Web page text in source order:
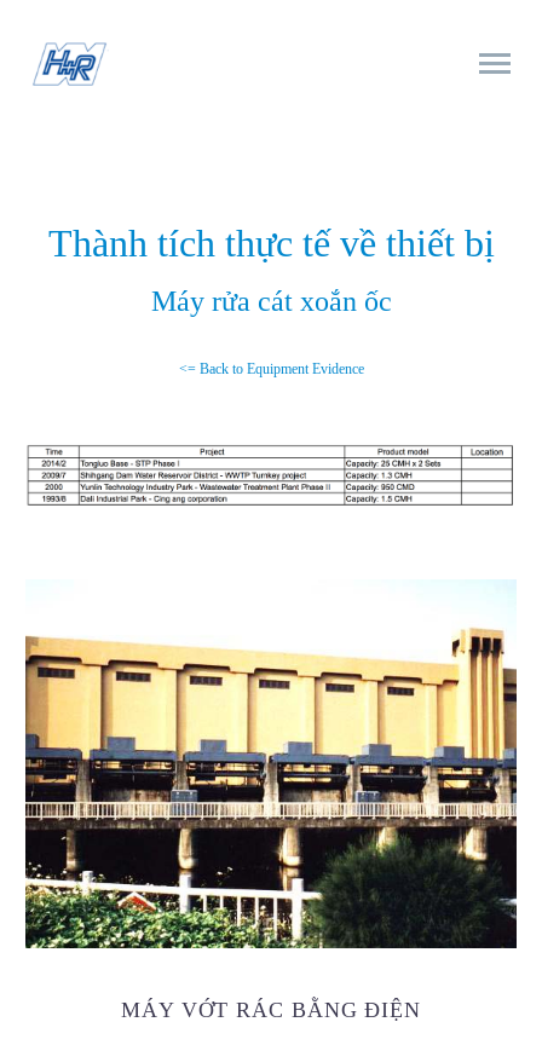
Thành tích thực tế về thiết bị
Máy rửa cát xoắn ốc
<= Back to Equipment Evidence
MÁY VỚT RÁC BẰNG ĐIỆN